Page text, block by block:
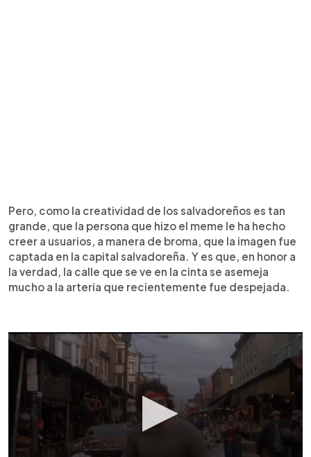
Pero, como la creatividad de los salvadoreños es tan
grande, que la persona que hizo el meme le ha hecho
creer a usuarios, a manera de broma, que la imagen fue
captada en la capital salvadoreña. Y es que, en honor a
la verdad, la calle que se ve en la cinta se asemeja
mucho a la arteria que recientemente fue despejada.